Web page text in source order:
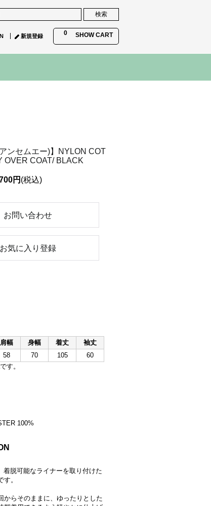
0 SHOW CART
新規登録
ンセムエー)】NYLON COT
OVER COAT/ BLACK
円 (税込)
お問い合わせ
お気に入り登録
肩幅 身幅 着丈
袖丈
58 70 105
60
す。
100%
着脱可能なライナーを取り付けた
。
からそのままに、ゆったりとした